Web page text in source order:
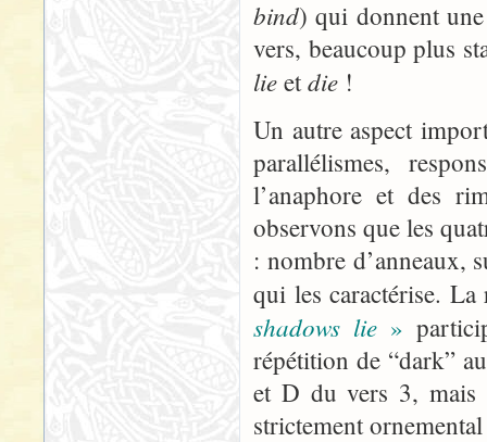
bind) qui donnent
vers, beaucoup plus
lie etdie !
Un autre aspect
parallélismes,
l’anaphore et des
observons que les
: nombre d’anneaux,
qui les caractérise.
shadows lie »
répétition de “dark”
et D du vers 3, mais
strictement